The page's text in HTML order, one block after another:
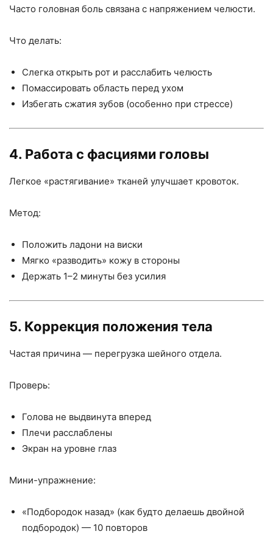
Часто головная боль связана с напряжением челюсти.
Что делать:
Слегка открыть рот и расслабить челюсть
Помассировать область перед ухом
Избегать сжатия зубов (особенно при стрессе)
4. Работа с фасциями головы
Легкое «растягивание» тканей улучшает кровоток.
Метод:
Положить ладони на виски
Мягко «разводить» кожу в стороны
Держать 1–2 минуты без усилия
5. Коррекция положения тела
Частая причина — перегрузка шейного отдела.
Проверь:
Голова не выдвинута вперед
Плечи расслаблены
Экран на уровне глаз
Мини-упражнение:
«Подбородок назад» (как будто делаешь двойной
подбородок) — 10 повторов